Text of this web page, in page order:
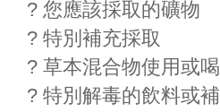
? 您應該採取的礦物
? 特別補充採取
? 草本混合物使用或喝
? 特別解毒的飲料或